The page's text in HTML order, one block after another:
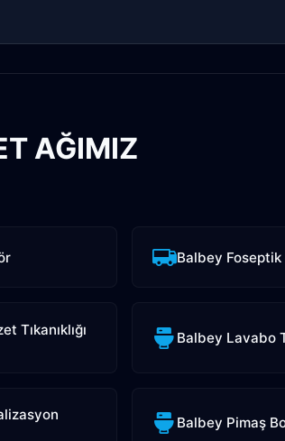
AĞIMIZ
Balbey
Tıkanıklığı
Balbey Lavabo
Balbey Pimaş